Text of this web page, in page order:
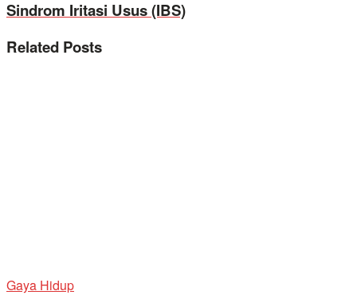
Sindrom Iritasi Usus (IBS)
Related Posts
Gaya Hidup